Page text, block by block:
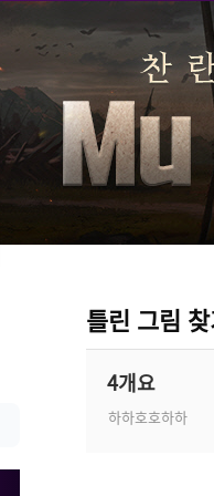
틀린 그림
4개요
하하호호하하